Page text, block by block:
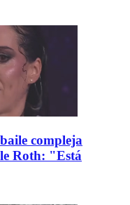
compleja
Roth: "Está